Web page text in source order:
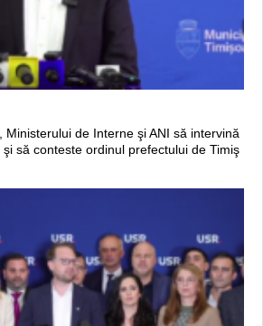
Ministerului de Interne şi ANI să intervină
să conteste ordinul prefectului de Timiş